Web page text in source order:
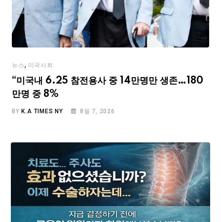
뉴스, 미국사회
“미국내 6.25 참전용사 중 14만명만 생존…180
만명 중 8%
BY K.A TIMES NY 8월 7, 2026